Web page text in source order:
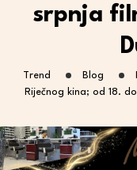
srpnja
Trend Blog
Riječnog kina; od 18.